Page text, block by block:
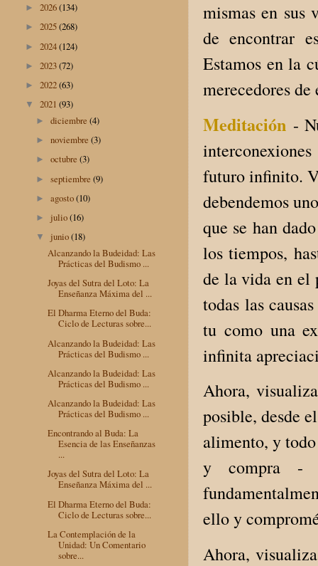
mismas en sus
de encontrar
Estamos en la
merecedores
Meditación -
futuro infinito.
debendemos
que se han
los tiempos,
de la vida en el
todas las
tu como una
infinita
Ahora,
posible, desde
alimento, y
y compra -
ello y
Ahora,
► 2026(134)
► 2025(268)
► 2024(124)
► 2023(72)
► 2022(63)
▼ 2021 (93)
►diciembre(4)
►noviembre(3)
►octubre(3)
►septiembre(9)
►agosto(10)
► julio(16)
▼ junio(18)
Alcanzando la Budeidad: Las
Prácticas del Budismo ...
Joyas del Sutra del Loto: La
Enseñanza Máxima del ...
El Dharma Eterno del Buda:
Ciclo de Lecturas sobre...
Alcanzando la Budeidad: Las
Prácticas del Budismo ...
Alcanzando la Budeidad: Las
Prácticas del Budismo ...
Alcanzando la Budeidad: Las
Prácticas del Budismo ...
Encontrando al Buda: La
Esencia de las Enseñanzas
...
Joyas del Sutra del Loto: La
Enseñanza Máxima del ...
El Dharma Eterno del Buda:
Ciclo de Lecturas sobre...
La Contemplación de la
Unidad: Un Comentario
sobre...